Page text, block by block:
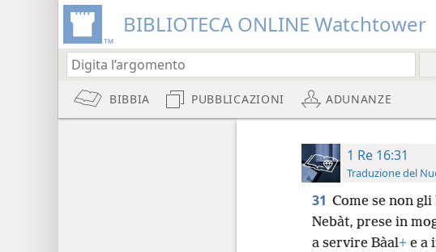
BIBLIOTECA ONLINE Watchtower
BIBBIA PUBBLICAZIONI ADUNANZE
1 Re 16:31
Traduzione del
31 Come se non
Nebàt, prese in
a servire Bàal+e a